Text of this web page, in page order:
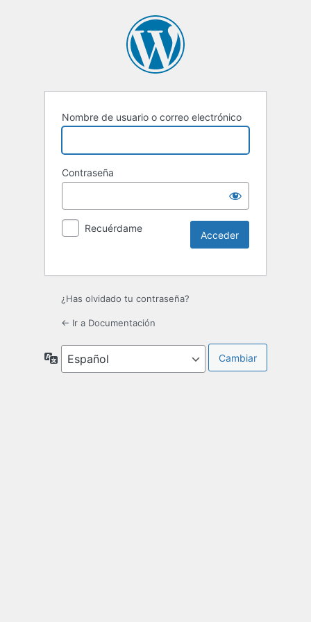
Nombre de usuario o correo electrónico
Contraseña
Recuérdame
¿Has olvidado tu contraseña?
← Ir a Documentación
Idioma